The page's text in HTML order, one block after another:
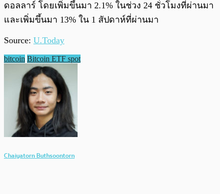
ดอลลาร์ โดยเพิ่มขึ้นมา 2.1% ในช่วง 24 ชั่วโมงที่ผ่านมา
และเพิ่มขึ้นมา 13% ใน 1 สัปดาห์ที่ผ่านมา
Source: U.Today
bitcoin Bitcoin ETF spot
Chaiyatorn Buthsoontorn